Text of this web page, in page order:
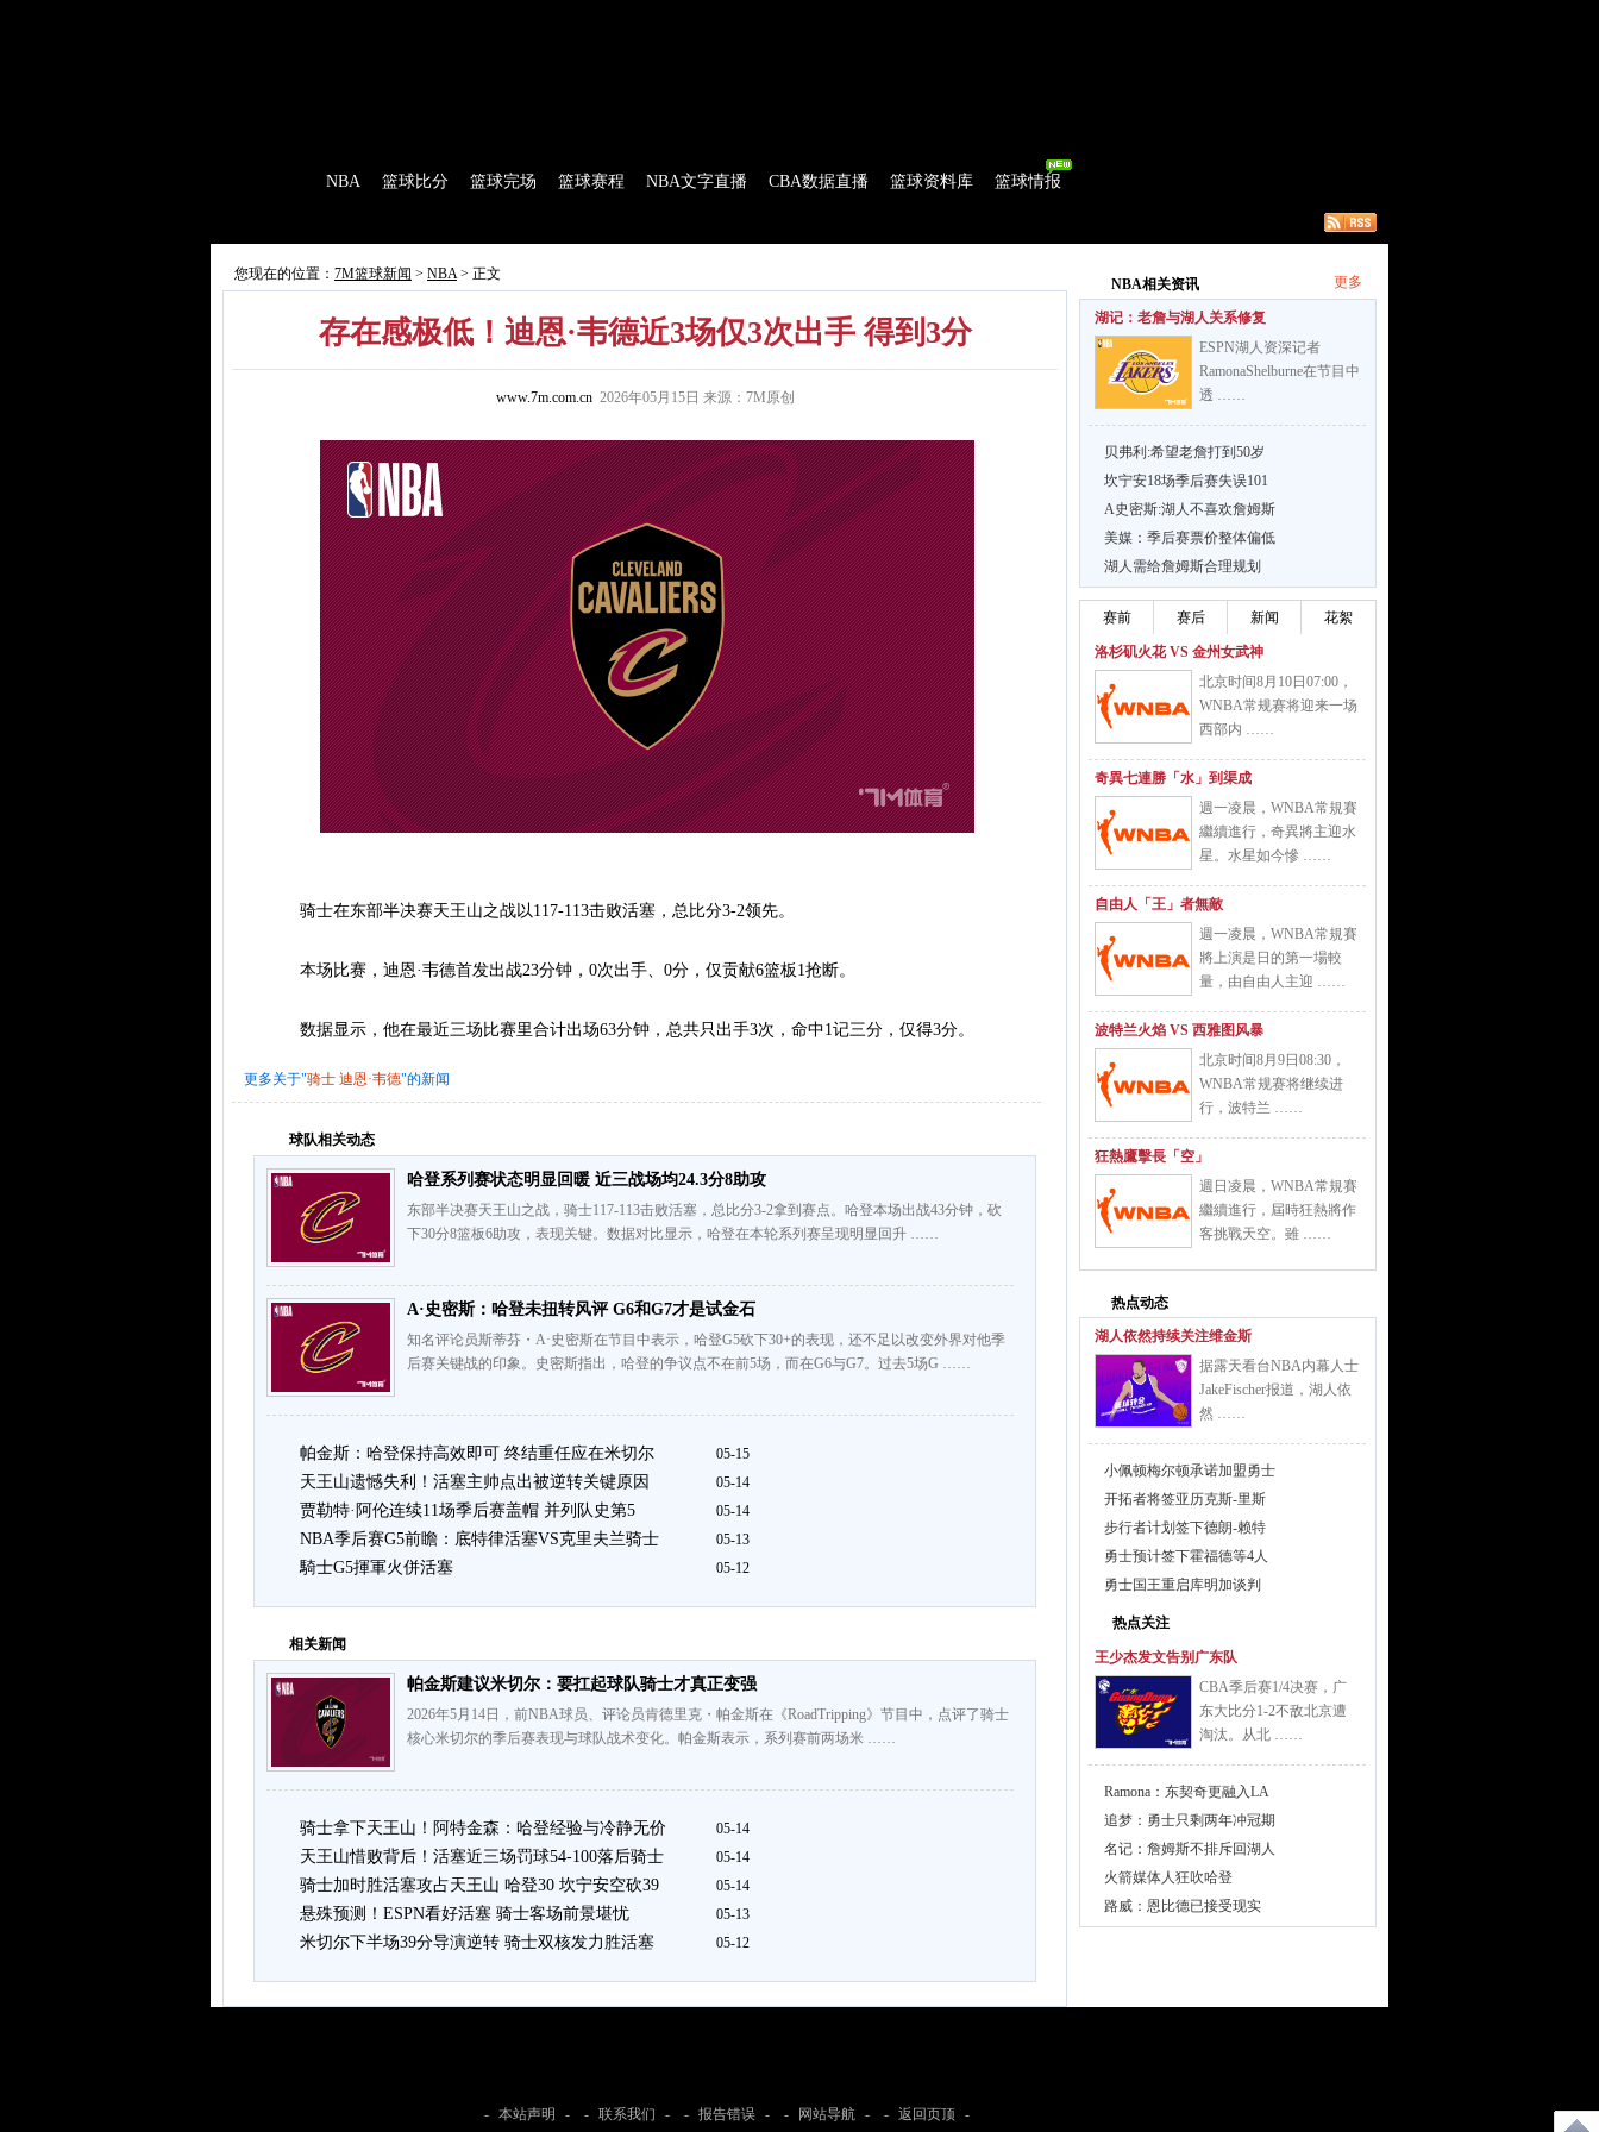
NBA 篮球比分 篮球完场 篮球赛程 NBA文字直播 CBA数据直播 篮球资料库 篮球情报
您现在的位置： 7M篮球新闻 > NBA> 正文
存在感极低！迪恩·韦德近3场仅3次出手 得到3分
www.7m.com.cn2026年05月15日 来源：7M原创
骑士在东部半决赛天王山之战以117-113击败活塞，总比分3-2领先。
本场比赛，迪恩·韦德首发出战23分钟，0次出手、0分，仅贡献6篮板1抢断。
数据显示，他在最近三场比赛里合计出场63分钟，总共只出手3次，命中1记三分，仅得3分。
更多关于"骑士 迪恩·韦德"的新闻
球队相关动态
哈登系列赛状态明显回暖 近三战场均24.3分8助攻
东部半决赛天王山之战，骑士117-113击败活塞，总比分3-2拿到赛点。哈登本场出战43分钟，砍
下30分8篮板6助攻，表现关键。数据对比显示，哈登在本轮系列赛呈现明显回升 ……
A·史密斯：哈登未扭转风评 G6和G7才是试金石
知名评论员斯蒂芬・A·史密斯在节目中表示，哈登G5砍下30+的表现，还不足以改变外界对他季
后赛关键战的印象。史密斯指出，哈登的争议点不在前5场，而在G6与G7。过去5场G ……
帕金斯：哈登保持高效即可 终结重任应在米切尔 05-15
天王山遗憾失利！活塞主帅点出被逆转关键原因 05-14
贾勒特·阿伦连续11场季后赛盖帽 并列队史第5 05-14
NBA季后赛G5前瞻：底特律活塞VS克里夫兰骑士 05-13
騎士G5揮軍火併活塞 05-12
相关新闻
帕金斯建议米切尔：要扛起球队骑士才真正变强
2026年5月14日，前NBA球员、评论员肯德里克・帕金斯在《RoadTripping》节目中，点评了骑士
核心米切尔的季后赛表现与球队战术变化。帕金斯表示，系列赛前两场米 ……
骑士拿下天王山！阿特金森：哈登经验与冷静无价 05-14
天王山惜败背后！活塞近三场罚球54-100落后骑士 05-14
骑士加时胜活塞攻占天王山 哈登30 坎宁安空砍39 05-14
悬殊预测！ESPN看好活塞 骑士客场前景堪忧 05-13
米切尔下半场39分导演逆转 骑士双核发力胜活塞 05-12
NBA相关资讯 更多
湖记：老詹与湖人关系修复
ESPN湖人资深记者
RamonaShelburne在节目中
透 ……
贝弗利:希望老詹打到50岁
坎宁安18场季后赛失误101
A史密斯:湖人不喜欢詹姆斯
美媒：季后赛票价整体偏低
湖人需给詹姆斯合理规划
赛前 赛后 新闻 花絮
洛杉矶火花 VS 金州女武神
北京时间8月10日07:00，
WNBA常规赛将迎来一场
西部内 ……
奇異七連勝「水」到渠成
週一凌晨，WNBA常規賽
繼續進行，奇異將主迎水
星。水星如今慘 ……
自由人「王」者無敵
週一凌晨，WNBA常規賽
將上演是日的第一場較
量，由自由人主迎 ……
波特兰火焰 VS 西雅图风暴
北京时间8月9日08:30，
WNBA常规赛将继续进
行，波特兰 ……
狂熱鷹擊長「空」
週日凌晨，WNBA常規賽
繼續進行，屆時狂熱將作
客挑戰天空。雖 ……
热点动态
湖人依然持续关注维金斯
据露天看台NBA内幕人士
JakeFischer报道，湖人依
然 ……
小佩顿梅尔顿承诺加盟勇士
开拓者将签亚历克斯-里斯
步行者计划签下德朗-赖特
勇士预计签下霍福德等4人
勇士国王重启库明加谈判
热点关注
王少杰发文告别广东队
CBA季后赛1/4决赛，广
东大比分1-2不敌北京遭
淘汰。从北 ……
Ramona：东契奇更融入LA
追梦：勇士只剩两年冲冠期
名记：詹姆斯不排斥回湖人
火箭媒体人狂吹哈登
路威：恩比德已接受现实
- 本站声明 - - 联系我们 - - 报告错误 - - 网站导航 - - 返回页顶 -